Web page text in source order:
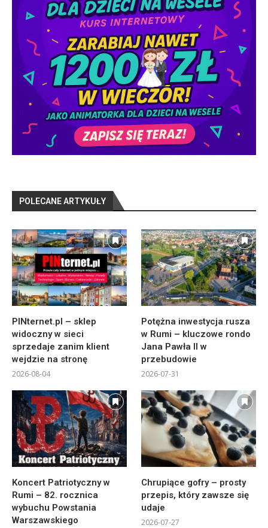
POLECANE ARTYKUŁY
PINternet.pl – sklep
widoczny w sieci
sprzedaje zanim klient
wejdzie na stronę
2026-08-04
Potężna inwestycja rusza
w Rumi – kluczowe rondo
Jana Pawła II w
przebudowie
2026-07-31
Koncert Patriotyczny w
Rumi – 82. rocznica
wybuchu Powstania
Warszawskiego
Chrupiące gofry – prosty
przepis, który zawsze się
udaje
2026-07-27